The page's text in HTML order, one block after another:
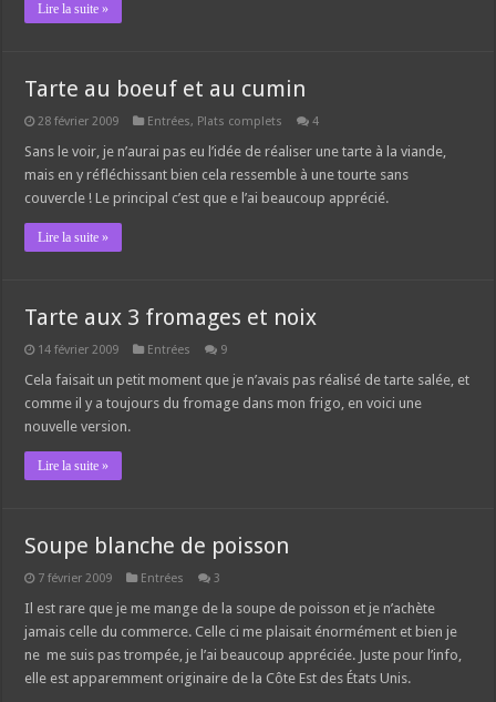
Lire la suite »
Tarte au boeuf et au cumin
28 février 2009 Entrées, Plats complets 4
Sans le voir, je n’aurai pas eu l’idée de réaliser une tarte à la viande,
mais en y réfléchissant bien cela ressemble à une tourte sans
couvercle ! Le principal c’est que e l’ai beaucoup apprécié.
Lire la suite »
Tarte aux 3 fromages et noix
14 février 2009 Entrées 9
Cela faisait un petit moment que je n’avais pas réalisé de tarte salée, et
comme il y a toujours du fromage dans mon frigo, en voici une
nouvelle version.
Lire la suite »
Soupe blanche de poisson
7 février 2009 Entrées 3
Il est rare que je me mange de la soupe de poisson et je n’achète
jamais celle du commerce. Celle ci me plaisait énormément et bien je
ne me suis pas trompée, je l’ai beaucoup appréciée. Juste pour l’info,
elle est apparemment originaire de la Côte Est des États Unis.